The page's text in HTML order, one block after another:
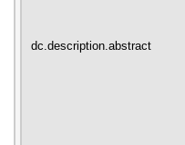
dc.description.abstract